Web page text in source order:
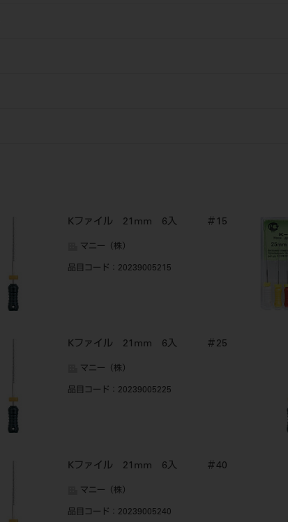
Kファイル 21mm 6入 ＃15
マニー（株）
品目コード ：20239005215
Kファイル 21mm 6入 ＃25
マニー（株）
品目コード ：20239005225
Kファイル 21mm 6入 ＃40
マニー（株）
品目コード ：20239005240